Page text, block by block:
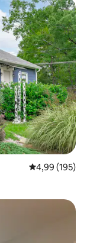
4,99 de uma
4,99 (195)